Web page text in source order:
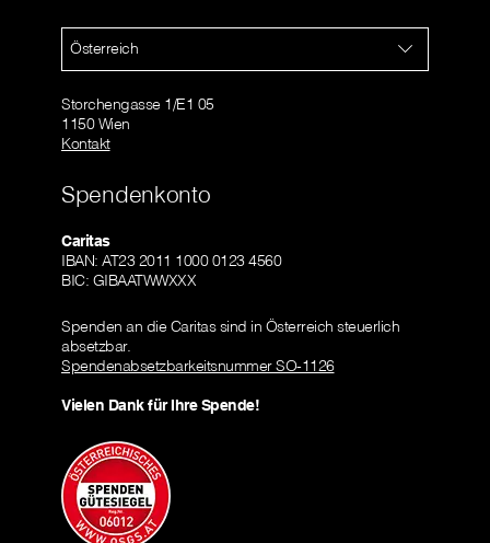
Österreich
Storchengasse 1/E1 05
1150 Wien
Kontakt
Spendenkonto
Caritas
IBAN: AT23 2011 1000 0123 4560
BIC: GIBAATWWXXX
Spenden an die Caritas sind in Österreich steuerlich
absetzbar.
Spendenabsetzbarkeitsnummer SO-1126
Vielen Dank für Ihre Spende!